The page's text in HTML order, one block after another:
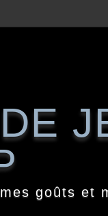
goûts et